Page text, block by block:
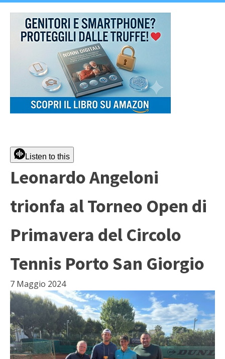
Listen to this
Leonardo Angeloni
trionfa al Torneo Open di
Primavera del Circolo
Tennis Porto San Giorgio
7 Maggio 2024